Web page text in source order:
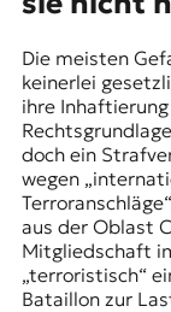
Die meisten
keinerlei
ihre
doch ein
wegen
aus der Oblast
Mitgliedschaft
„terroristisch“
Bataillon zur